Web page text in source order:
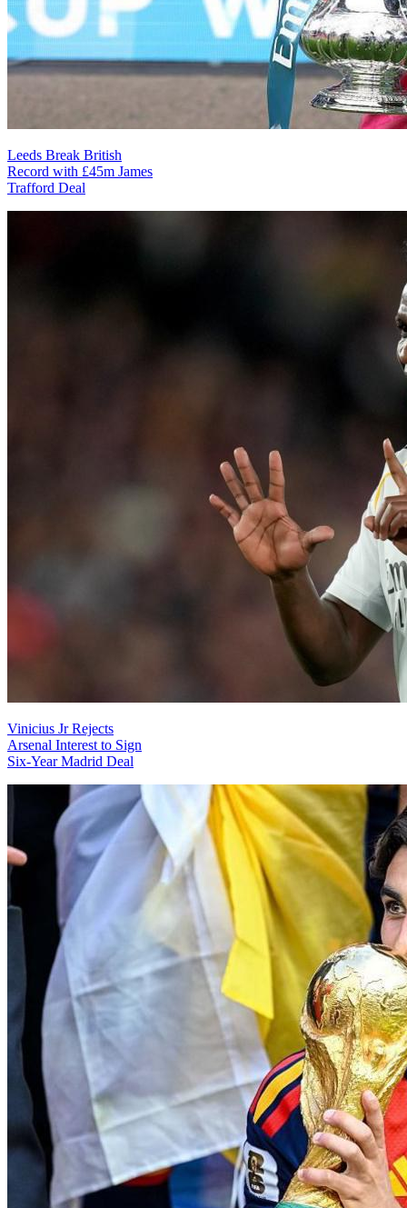
Leeds Break British
Record with £45m James
Trafford Deal
Vinicius Jr Rejects
Arsenal Interest to Sign
Six-Year Madrid Deal